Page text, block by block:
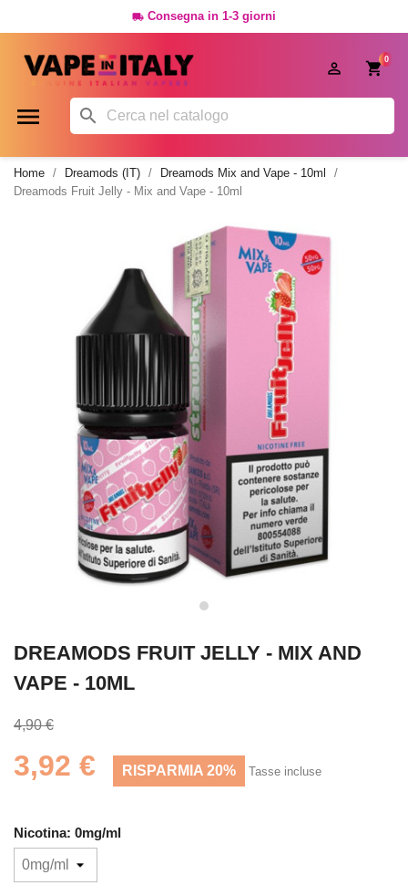
 Consegna in 1-3 giorni
0

 
Home Dreamods (IT)
Dreamods Mix and Vape - 10ml
Dreamods Fruit Jelly - Mix and Vape - 10ml
DREAMODS FRUIT JELLY - MIX AND
VAPE - 10ML
4,90 €
3,92 € RISPARMIA 20% Tasse incluse
Nicotina: 0mg/ml